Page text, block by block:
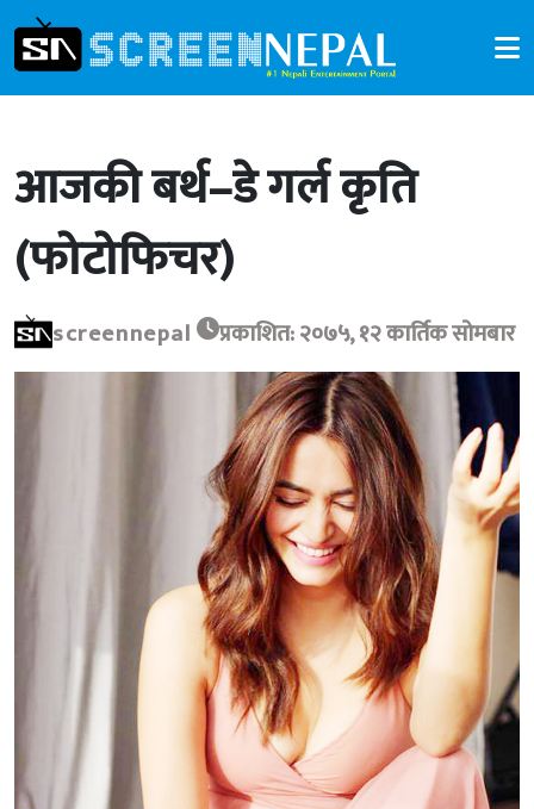
आजकी बर्थ–डे गर्ल कृति
(फोटोफिचर)
screennepal प्रकाशित: २०७५, १२ कार्तिक सोमबार